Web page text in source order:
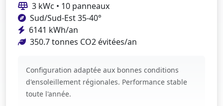
3 kWc • 10 panneaux
Sud/Sud-Est 35-40°
6141 kWh/an
350.7 tonnes CO2 évitées/an
Configuration adaptée aux bonnes conditions
d'ensoleillement régionales. Performance stable
toute l'année.